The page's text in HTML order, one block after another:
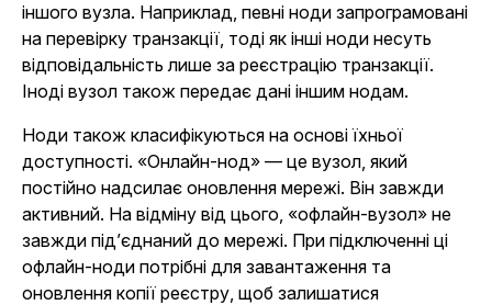
іншого вузла. Наприклад, певні ноди запрограмовані
на перевірку транзакції, тоді як інші ноди несуть
відповідальність лише за реєстрацію транзакції.
Іноді вузол також передає дані іншим нодам.
Ноди також класифікуються на основі їхньої
доступності. «Онлайн-нод» — це вузол, який
постійно надсилає оновлення мережі. Він завжди
активний. На відміну від цього, «офлайн-вузол» не
завжди під’єднаний до мережі. При підключенні ці
офлайн-ноди потрібні для завантаження та
оновлення копії реєстру, щоб залишатися